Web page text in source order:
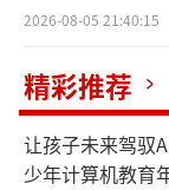
各种迹
小红书一直
性的原生博
然。
2026-08-05 21:40:15
精彩推荐
让孩子未来驾驭
少年计算机教育